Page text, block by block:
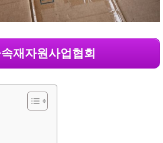
재자원사업협회